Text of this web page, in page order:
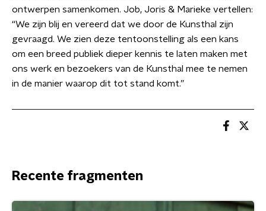
ontwerpen samenkomen. Job, Joris & Marieke vertellen:
“We zijn blij en vereerd dat we door de Kunsthal zijn
gevraagd. We zien deze tentoonstelling als een kans
om een breed publiek dieper kennis te laten maken met
ons werk en bezoekers van de Kunsthal mee te nemen
in de manier waarop dit tot stand komt.”
Recente fragmenten